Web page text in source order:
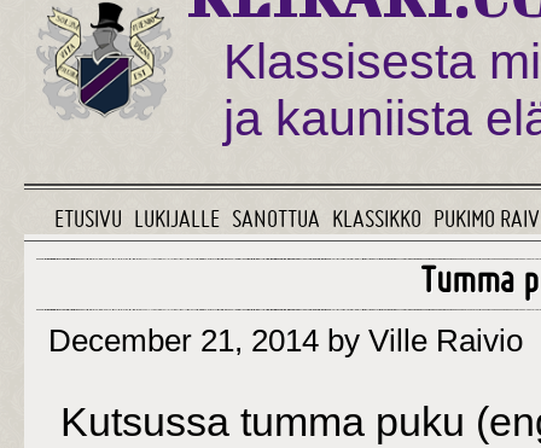
Klassisesta
ja kauniista
ETUSIVU LUKIJALLE SANOTTUA KLASSIKKO PUKIMO
Tumma
December 21, 2014 by Ville Raivio
Kutsussa tumma puku